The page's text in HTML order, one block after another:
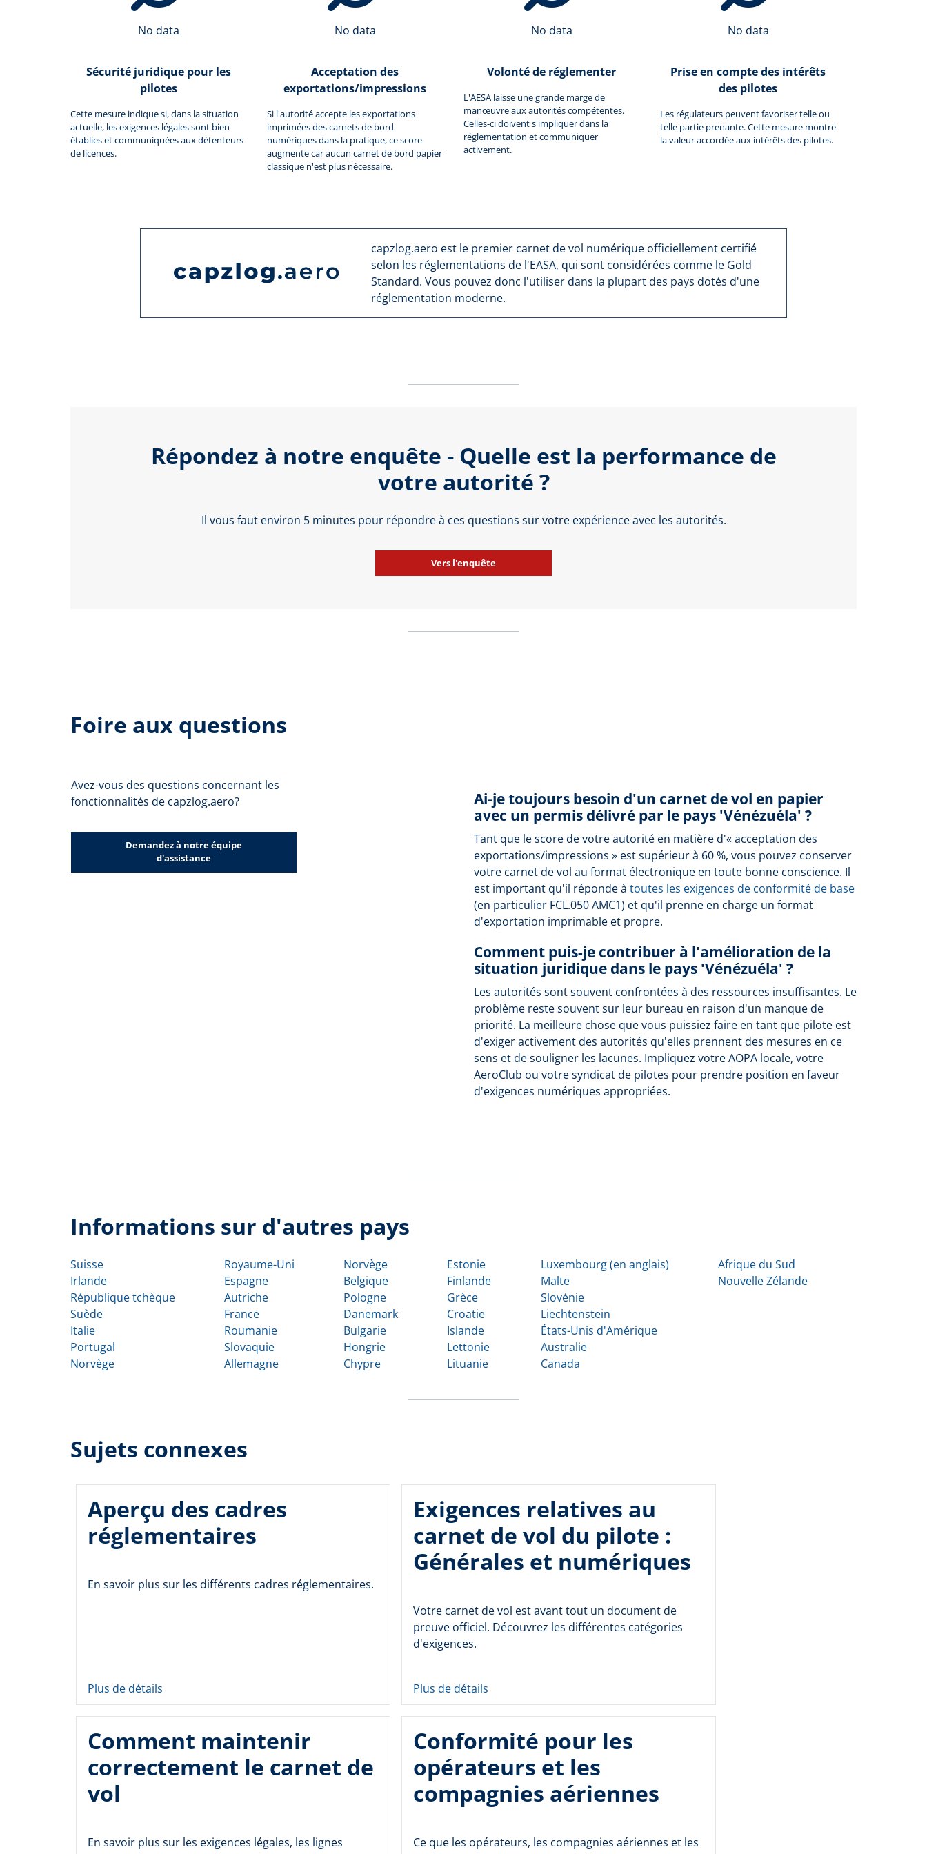
No data
Sécurité juridique pour les
pilotes
Cette mesure indique si, dans la situation
actuelle, les exigences légales sont bien
établies et communiquées aux détenteurs
de licences.
No data
Acceptation des
exportations/impressions
Si l'autorité accepte les exportations
imprimées des carnets de bord
numériques dans la pratique, ce score
augmente car aucun carnet de bord papier
classique n'est plus nécessaire.
No data
Volonté de réglementer
L'AESA laisse une grande marge de
manœuvre aux autorités compétentes.
Celles-ci doivent s'impliquer dans la
réglementation et communiquer
activement.
No data
Prise en compte des intérêts
des pilotes
Les régulateurs peuvent favoriser telle ou
telle partie prenante. Cette mesure montre
la valeur accordée aux intérêts des pilotes.
capzlog.aero est le premier carnet de vol numérique officiellement certifié
selon les réglementations de l'EASA, qui sont considérées comme le Gold
Standard. Vous pouvez donc l'utiliser dans la plupart des pays dotés d'une
réglementation moderne.
Répondez à notre enquête - Quelle est la performance de
votre autorité ?
Il vous faut environ 5 minutes pour répondre à ces questions sur votre expérience avec les autorités.
Vers l'enquête
Foire aux questions
Avez-vous des questions concernant les
fonctionnalités de capzlog.aero?
Demandez à notre équipe
d'assistance
Ai-je toujours besoin d'un carnet de vol en papier
avec un permis délivré par le pays 'Vénézuéla' ?
Tant que le score de votre autorité en matière d'« acceptation des
exportations/impressions » est supérieur à 60 %, vous pouvez conserver
votre carnet de vol au format électronique en toute bonne conscience. Il
est important qu'il réponde à toutes les exigences de conformité de base
(en particulier FCL.050 AMC1) et qu'il prenne en charge un format
d'exportation imprimable et propre.
Comment puis-je contribuer à l'amélioration de la
situation juridique dans le pays 'Vénézuéla' ?
Les autorités sont souvent confrontées à des ressources insuffisantes. Le
problème reste souvent sur leur bureau en raison d'un manque de
priorité. La meilleure chose que vous puissiez faire en tant que pilote est
d'exiger activement des autorités qu'elles prennent des mesures en ce
sens et de souligner les lacunes. Impliquez votre AOPA locale, votre
AeroClub ou votre syndicat de pilotes pour prendre position en faveur
d'exigences numériques appropriées.
Informations sur d'autres pays
Suisse
Irlande
République tchèque
Suède
Italie
Portugal
Norvège
Royaume-Uni
Espagne
Autriche
France
Roumanie
Slovaquie
Allemagne
Norvège
Belgique
Pologne
Danemark
Bulgarie
Hongrie
Chypre
Estonie
Finlande
Grèce
Croatie
Islande
Lettonie
Lituanie
Luxembourg (en anglais)
Malte
Slovénie
Liechtenstein
États-Unis d'Amérique
Australie
Canada
Afrique du Sud
Nouvelle Zélande
Sujets connexes
Aperçu des cadres
réglementaires
En savoir plus sur les différents cadres réglementaires.
Plus de détails
Exigences relatives au
carnet de vol du pilote :
Générales et numériques
Votre carnet de vol est avant tout un document de
preuve officiel. Découvrez les différentes catégories
d'exigences.
Plus de détails
Comment maintenir
correctement le carnet de
vol
En savoir plus sur les exigences légales, les lignes
Conformité pour les
opérateurs et les
compagnies aériennes
Ce que les opérateurs, les compagnies aériennes et les